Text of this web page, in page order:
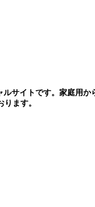
サイトです。家庭用か
ます。